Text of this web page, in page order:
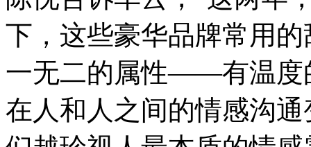
下，这些豪华品牌常用
一无二的属性——有温度
在人和人之间的情感沟